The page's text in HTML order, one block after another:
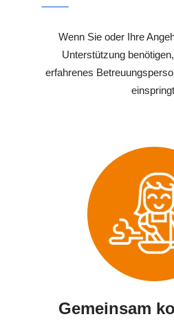
Wenn Sie oder Ihre
Unterstützung
erfahrenes
Gemeinsam